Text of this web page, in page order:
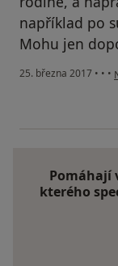
například po
Mohu jen
25. března 2017 • • •
Pomáhají
kterého